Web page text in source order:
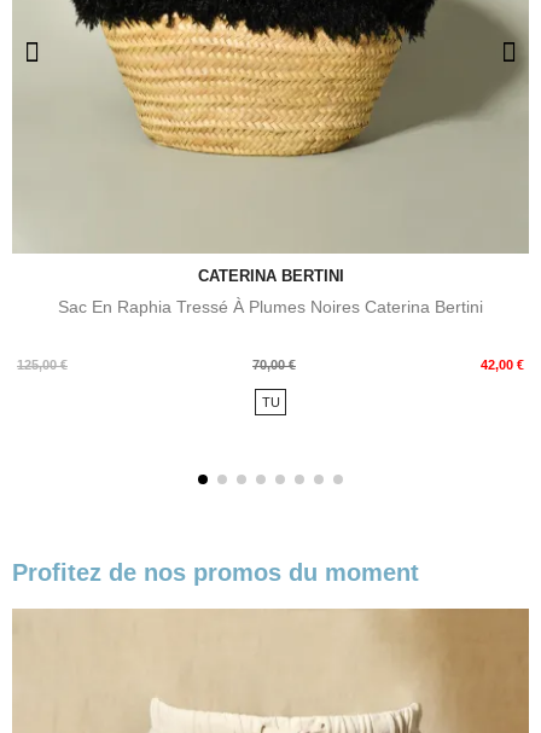
CATERINA BERTINI
Sac En Raphia Tressé À Plumes Noires Caterina Bertini
125,00 €
Prix
70,00 € 42,00 €
Prix
TU
Profitez de nos promos du moment